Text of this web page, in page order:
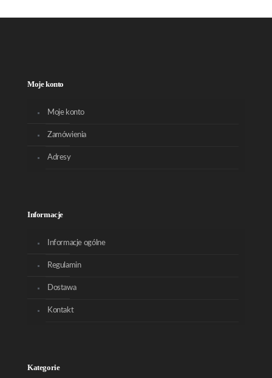
Moje konto
Moje konto
Zamówienia
Adresy
Informacje
Informacje ogólne
Regulamin
Dostawa
Kontakt
Kategorie